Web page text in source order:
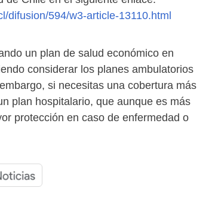
difusion/594/w3-article-13110.html
un plan de salud económico en
considerar los planes ambulatorios
si necesitas una cobertura más
plan hospitalario, que aunque es más
protección en caso de enfermedad o